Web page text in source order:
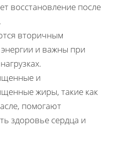
восстановление после
вторичным
и важны при
и
жиры, такие как
помогают
здоровье сердца и